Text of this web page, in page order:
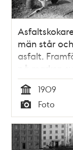
män står
asfalt.
på marken
högar av
träspannar
Tid
1909
Typ
Foto